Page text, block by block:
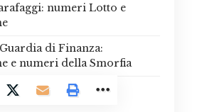
numeri Lotto e
di Finanza:
e numeri della Smorfia
in casa: passione o